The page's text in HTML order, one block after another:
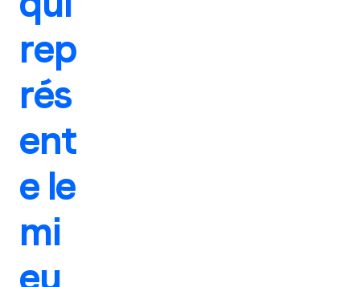
rep
rés
ent
e le
mi
eu